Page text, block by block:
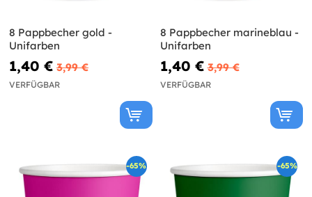
8 Pappbecher gold -
Unifarben
1,40 € 3,99 €
VERFÜGBAR
8 Pappbecher marineblau -
Unifarben
1,40 € 3,99 €
VERFÜGBAR
-65% -65%